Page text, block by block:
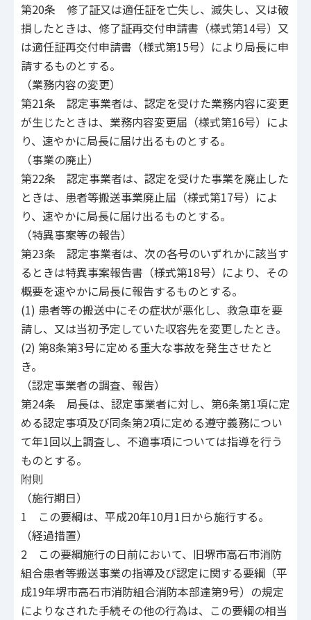
第20条 修了証又は適任証を亡失し、滅失し、又は破
損したときは、修了証再交付申請書（様式第14号）又
は適任証再交付申請書（様式第15号）により局長に申
請するものとする。
（業務内容の変更）
第21条 認定事業者は、認定を受けた業務内容に変更
が生じたときは、業務内容変更届（様式第16号）によ
り、速やかに局長に届け出るものとする。
（事業の廃止）
第22条 認定事業者は、認定を受けた事業を廃止した
ときは、患者等搬送事業廃止届（様式第17号）によ
り、速やかに局長に届け出るものとする。
（特異事案等の報告）
第23条 認定事業者は、次の各号のいずれかに該当す
るときは特異事案報告書（様式第18号）により、その
概要を速やかに局長に報告するものとする。
(1) 患者等の搬送中にその症状が悪化し、救急車を要
請し、又は当初予定していた収容先を変更したとき。
(2) 第8条第3号に定める重大な事故を発生させたと
き。
（認定事業者の調査、報告）
第24条 局長は、認定事業者に対し、第6条第1項に定
める認定事項及び同条第2項に定める遵守義務につい
て年1回以上調査し、不適事項については指導を行う
ものとする。
附則
（施行期日）
1 この要綱は、平成20年10月1日から施行する。
（経過措置）
2 この要綱施行の日前において、旧堺市高石市消防
組合患者等搬送事業の指導及び認定に関する要綱（平
成19年堺市高石市消防組合消防本部達第9号）の規定
によりなされた手続その他の行為は、この要綱の相当